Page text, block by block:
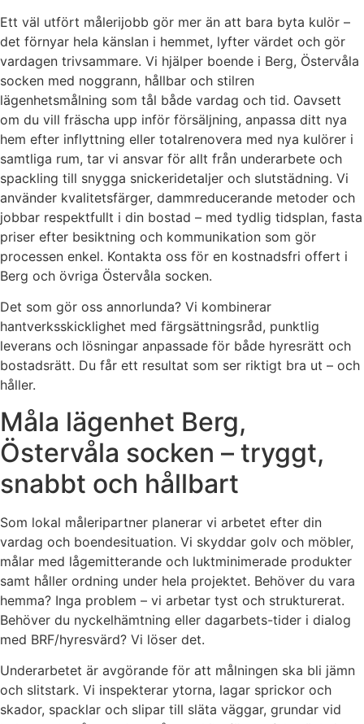
Ett väl utfört målerijobb gör mer än att bara byta kulör –
det förnyar hela känslan i hemmet, lyfter värdet och gör
vardagen trivsammare. Vi hjälper boende i Berg, Östervåla
socken med noggrann, hållbar och stilren
lägenhetsmålning som tål både vardag och tid. Oavsett
om du vill fräscha upp inför försäljning, anpassa ditt nya
hem efter inflyttning eller totalrenovera med nya kulörer i
samtliga rum, tar vi ansvar för allt från underarbete och
spackling till snygga snickeridetaljer och slutstädning. Vi
använder kvalitetsfärger, dammreducerande metoder och
jobbar respektfullt i din bostad – med tydlig tidsplan, fasta
priser efter besiktning och kommunikation som gör
processen enkel. Kontakta oss för en kostnadsfri offert i
Berg och övriga Östervåla socken.
Det som gör oss annorlunda? Vi kombinerar
hantverksskicklighet med färgsättningsråd, punktlig
leverans och lösningar anpassade för både hyresrätt och
bostadsrätt. Du får ett resultat som ser riktigt bra ut – och
håller.
Måla lägenhet Berg,
Östervåla socken – tryggt,
snabbt och hållbart
Som lokal måleripartner planerar vi arbetet efter din
vardag och boendesituation. Vi skyddar golv och möbler,
målar med lågemitterande och luktminimerade produkter
samt håller ordning under hela projektet. Behöver du vara
hemma? Inga problem – vi arbetar tyst och strukturerat.
Behöver du nyckelhämtning eller dagarbets-tider i dialog
med BRF/hyresvärd? Vi löser det.
Underarbetet är avgörande för att målningen ska bli jämn
och slitstark. Vi inspekterar ytorna, lagar sprickor och
skador, spacklar och slipar till släta väggar, grundar vid